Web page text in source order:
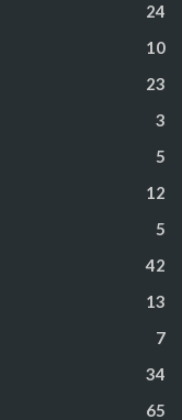
24
10
23
3
5
12
5
42
13
7
34
65